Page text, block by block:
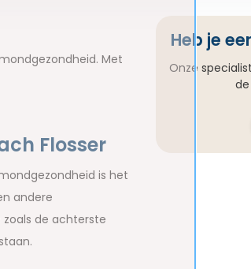
Met
Flosser
is het
andere
zoals de achterste
Heb je
Onze